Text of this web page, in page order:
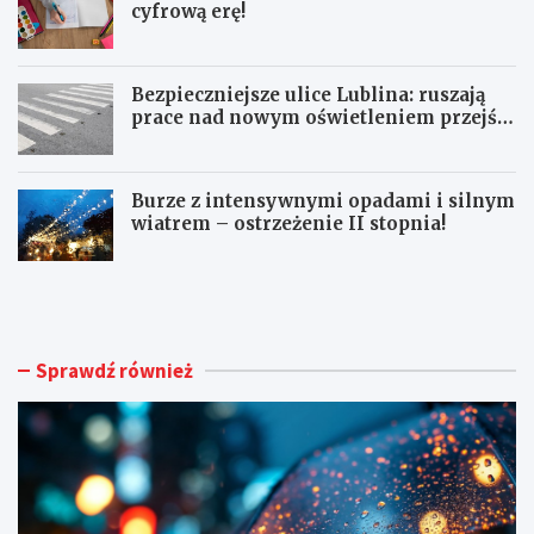
cyfrową erę!
Bezpieczniejsze ulice Lublina: ruszają
prace nad nowym oświetleniem przejść
Burze z intensywnymi opadami i silnym
wiatrem – ostrzeżenie II stopnia!
O
E
E
N
S
r
y
Sprawdź również